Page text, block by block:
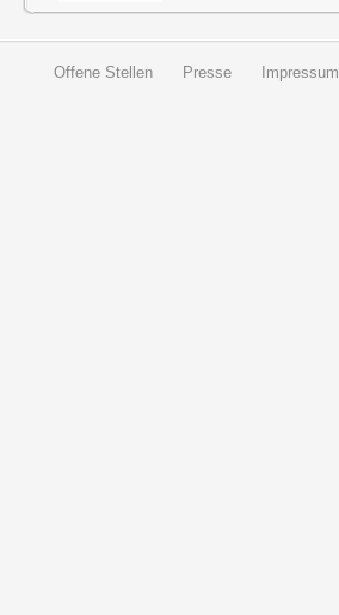
Offene Stellen Presse Impressum